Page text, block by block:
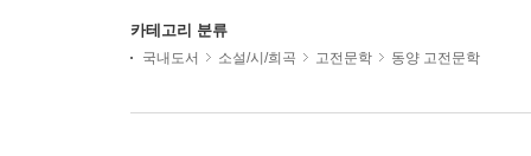
카테고리 분류
국내도서 소설/시/희곡 고전문학 동양 고전문학